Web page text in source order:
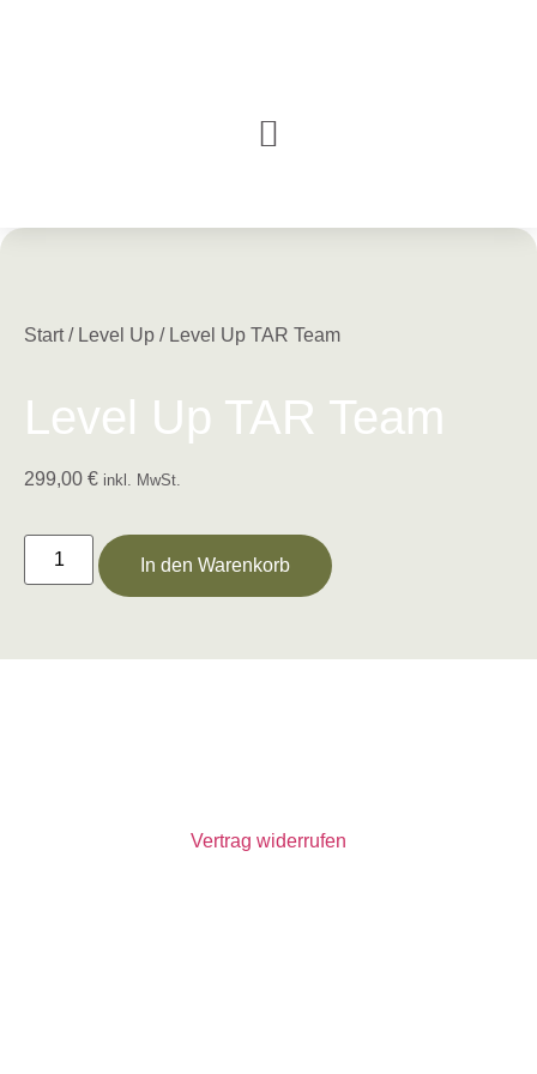
Start/ Level Up / Level Up TAR Team
Level Up TAR Team
299,00 € inkl. MwSt.
In den Warenkorb
Vertrag widerrufen